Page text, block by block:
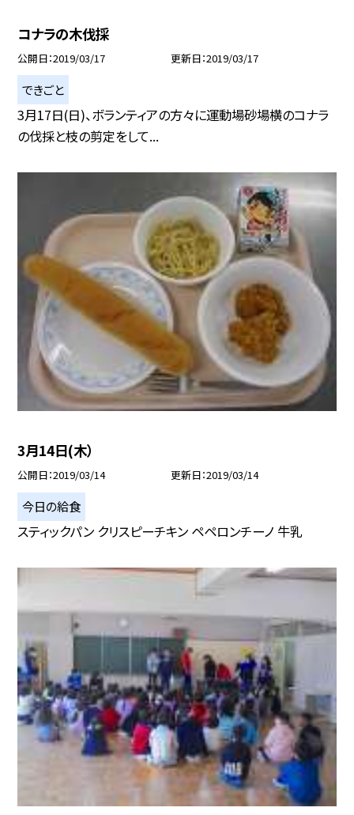
コナラの木伐採
公開日 2019/03/17 更新日 2019/03/17
できごと
3月17日(日)、ボランティアの方々に運動場砂場横のコナラ
の伐採と枝の剪定をして...
3月14日(木）
公開日 2019/03/14 更新日 2019/03/14
今日の給食
スティックパン クリスピーチキン ペペロンチーノ 牛乳